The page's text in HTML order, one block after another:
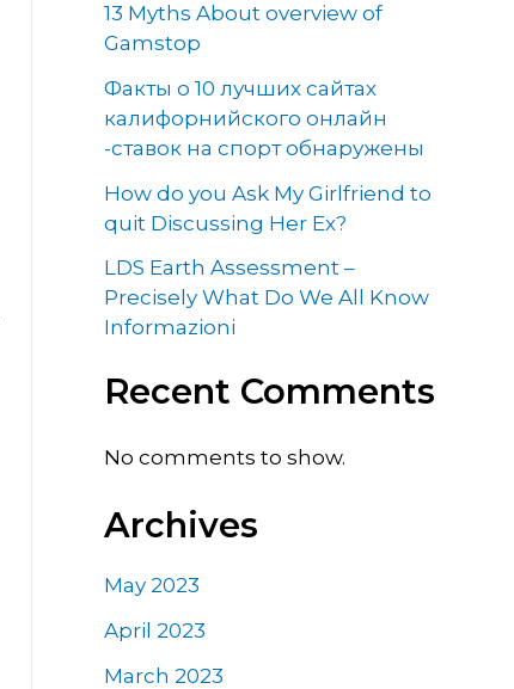
13 Myths About overview of
Gamstop
Факты о 10 лучших сайтах
калифорнийского онлайн
-ставок на спорт обнаружены
How do you Ask My Girlfriend to
quit Discussing Her Ex?
LDS Earth Assessment –
Precisely What Do We All Know
Informazioni
Recent Comments
No comments to show.
Archives
May 2023
April 2023
March 2023